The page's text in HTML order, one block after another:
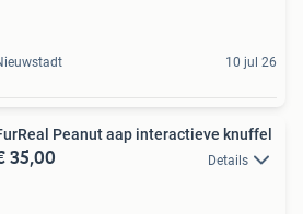
10 jul 26
Peanut aap interactieve knuffel
35,00 Details